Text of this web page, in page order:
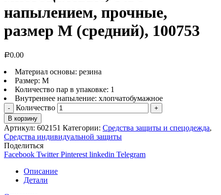
напылением, прочные,
размер M (средний), 100753
Р0.00
Материал основы: резина
Размер: M
Количество пар в упаковке: 1
Внутреннее напыление: хлопчатобумажное
Количество
В корзину
Артикул: 602151 Категории: Средства защиты и спецодежда,
Средства индивидуальной защиты
Поделиться
Facebook Twitter Pinterest linkedin Telegram
Описание
Детали